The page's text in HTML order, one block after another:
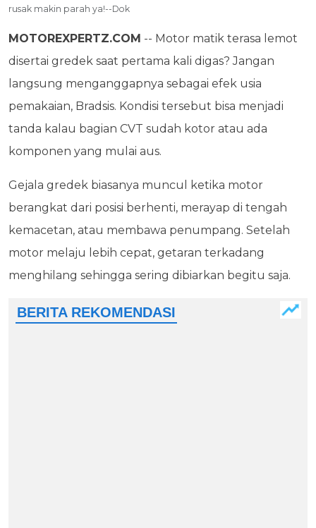
rusak makin parah ya!--Dok
MOTOREXPERTZ.COM -- Motor matik terasa lemot
disertai gredek saat pertama kali digas? Jangan
langsung menganggapnya sebagai efek usia
pemakaian, Bradsis. Kondisi tersebut bisa menjadi
tanda kalau bagian CVT sudah kotor atau ada
komponen yang mulai aus.
Gejala gredek biasanya muncul ketika motor
berangkat dari posisi berhenti, merayap di tengah
kemacetan, atau membawa penumpang. Setelah
motor melaju lebih cepat, getaran terkadang
menghilang sehingga sering dibiarkan begitu saja.